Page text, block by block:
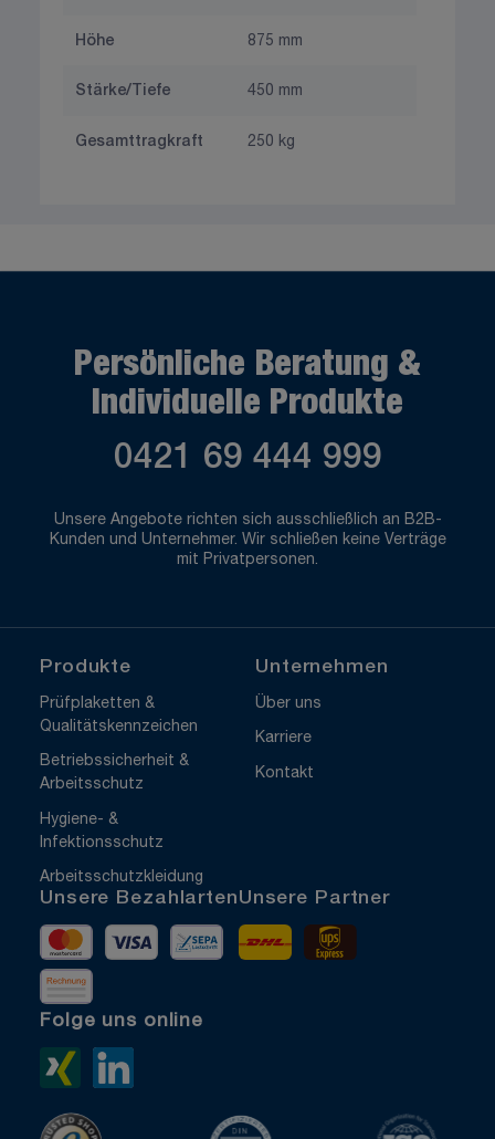
Höhe 875 mm
Stärke/Tiefe 450 mm
Gesamttragkraft 250 kg
Persönliche Beratung &
Individuelle Produkte
0421 69 444 999
Unsere Angebote richten sich ausschließlich an B2B-
Kunden und Unternehmer. Wir schließen keine Verträge
mit Privatpersonen.
Produkte
Prüfplaketten &
Qualitätskennzeichen
Betriebssicherheit &
Arbeitsschutz
Hygiene- &
Infektionsschutz
Arbeitsschutzkleidung
Unternehmen
Über uns
Karriere
Kontakt
Unsere Bezahlarten
MastercardVisa Vorkasse
Rechnung
Unsere Partner
DHL
Folge uns online
Xing>
ISO 9001 zertifiziert